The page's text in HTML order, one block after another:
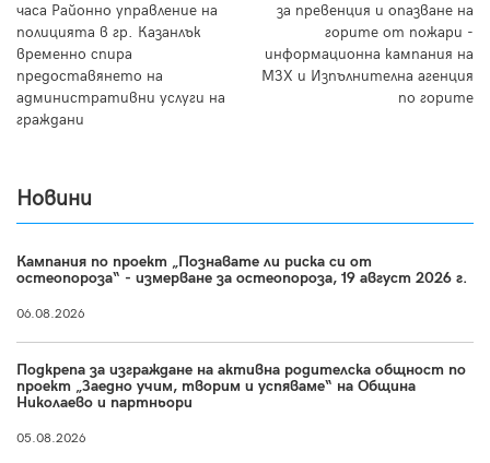
часа Районно управление на
полицията в гр. Казанлък
временно спира
предоставянето на
административни услуги на
граждани
за превенция и опазване на
горите от пожари -
информационна кампания на
МЗХ и Изпълнителна агенция
по горите
Новини
Кампания по проект „Познавате ли риска си от
остеопороза“ - измерване за остеопороза, 19 август 2026 г.
06.08.2026
Подкрепа за изграждане на активна родителска общност по
проект „Заедно учим, творим и успяваме“ на Община
Николаево и партньори
05.08.2026